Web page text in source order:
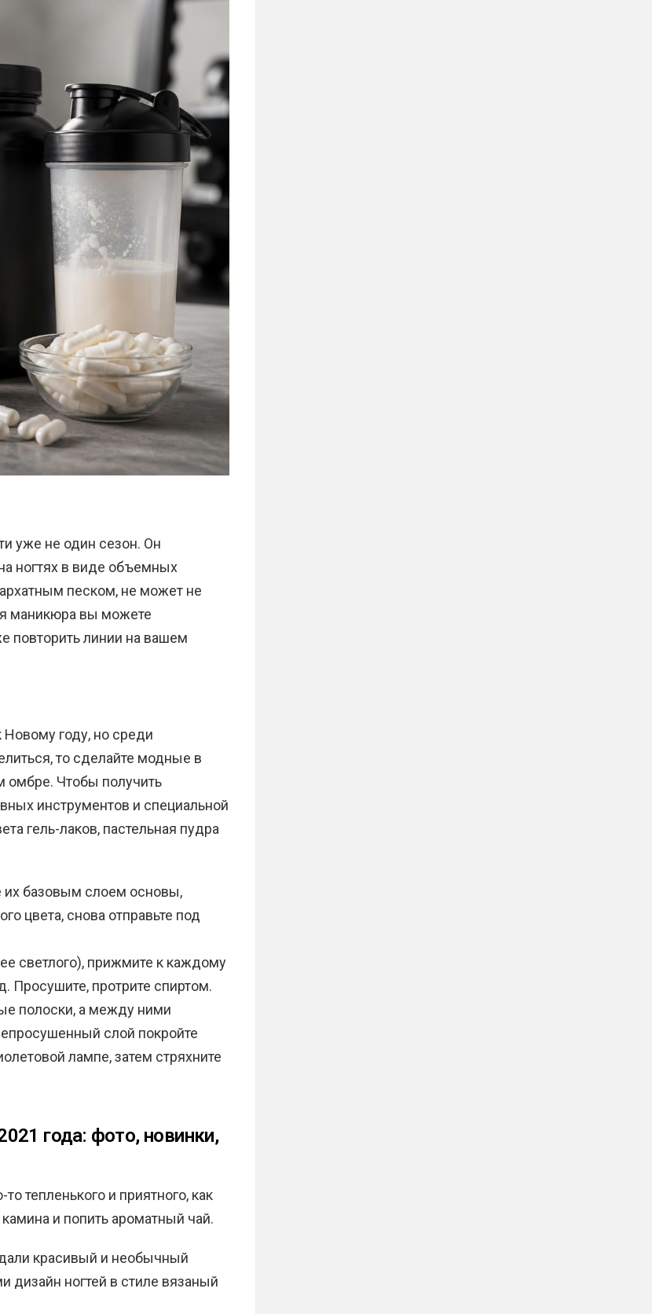
уже не один сезон. Он
ногтях в виде объемных
песком, не может не
маникюра вы можете
повторить линии на вашем
Новому году, но среди
то сделайте модные в
омбре. Чтобы получить
инструментов и специальной
гель-лаков, пастельная пудра
их базовым слоем основы,
цвета, снова отправьте под
светлого), прижмите к каждому
Просушите, протрите спиртом.
полоски, а между ними
слой покройте
лампе, затем стряхните
года: фото, новинки,
тепленького и приятного, как
и попить ароматный чай.
красивый и необычный
дизайн ногтей в стиле вязаный